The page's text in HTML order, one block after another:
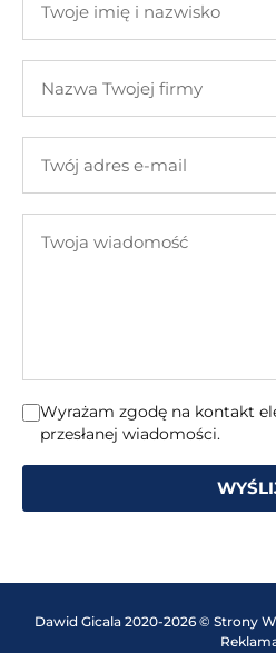
imię
nazwisko
Twojej
adres
mail
wiadomość
Wyrażam zgodę na kontakt
przesłanej wiadomości.
Dawid Gicala 2020-2026 © Strony